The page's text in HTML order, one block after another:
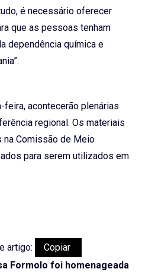
é necessário oferecer
que as pessoas tenham
dependência química e
acontecerão plenárias
regional. Os materiais
Comissão de Meio
para serem utilizados em
artigo:
Copiar
Formolo foi homenageada